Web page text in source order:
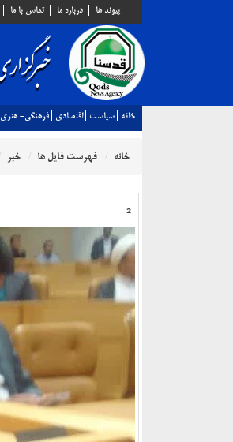
پيوند ها درباره ما تماس با ما
خانه سياست اقتصادي فرهنگي- هنري
خانه فهرست فایل ها خبر
2